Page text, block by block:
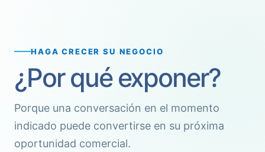
HAGA CRECER SU NEGOCIO
¿Por qué exponer?
Porque una conversación en el momento
indicado puede convertirse en su próxima
oportunidad comercial.